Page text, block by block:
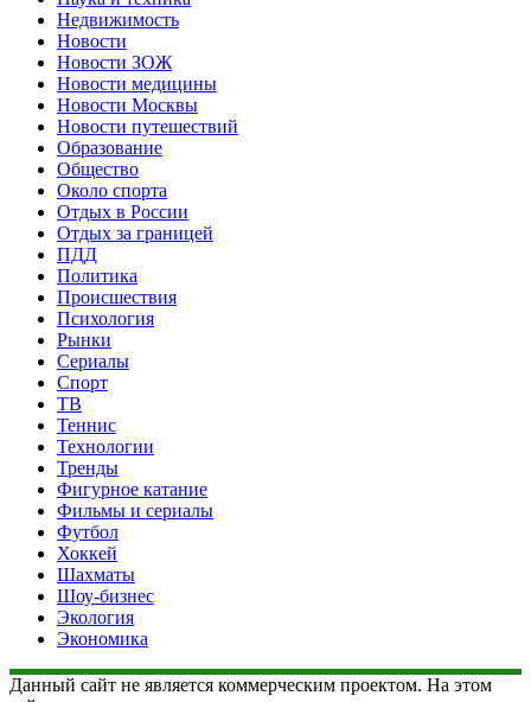
Недвижимость
Новости
Новости ЗОЖ
Новости медицины
Новости Москвы
Новости путешествий
Образование
Общество
Около спорта
Отдых в России
Отдых за границей
ПДД
Политика
Происшествия
Психология
Рынки
Сериалы
Спорт
ТВ
Теннис
Технологии
Тренды
Фигурное катание
Фильмы и сериалы
Футбол
Хоккей
Шахматы
Шоу-бизнес
Экология
Экономика
Данный сайт не является коммерческим проектом. На этом